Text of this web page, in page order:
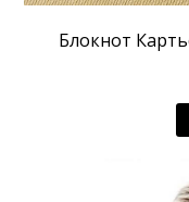
Блокнот